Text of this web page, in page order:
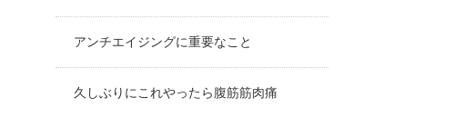
アンチエイジングに重要なこと
久しぶりにこれやったら腹筋筋肉痛